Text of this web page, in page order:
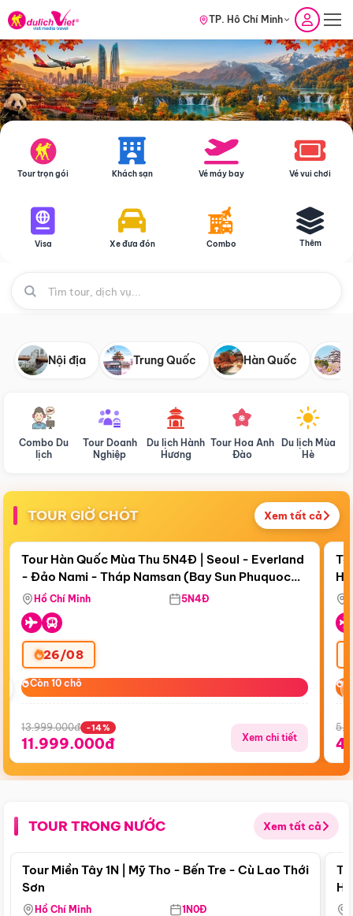
TP. Hồ Chí Minh
Tour trọn gói Khách sạn Vé máy bay Vé vui chơi
Visa Xe đưa đón Combo Thêm
Nội địa Trung Quốc Hàn Quốc
Combo Du
lịch
Tour Doanh
Nghiệp
Du lịch Hành
Hương
Tour Hoa Anh
Đào
Du lịch Mùa
Hè
TOUR GIỜ CHÓT Xem tất cả
Còn18 ngày 10:20:34
Bay Sun Phuquoc Airways
Điểm nổi bật
Tour Hàn Quốc Mùa Thu 5N4Đ | Seoul - Everland
- Đảo Nami - Tháp Namsan (Bay Sun Phuquoc
Airways)
Hồ Chí Minh 5N4Đ
26/08
Còn 10 chỗ
Còn 10 chỗ
13.999.000đ -14%
11.999.000đ Xem chi tiết
TOUR TRONG NƯỚC Xem tất cả
Điểm nổi bật
Tour Miền Tây 1N | Mỹ Tho - Bến Tre - Cù Lao Thới
Sơn
Hồ Chí Minh 1N0Đ